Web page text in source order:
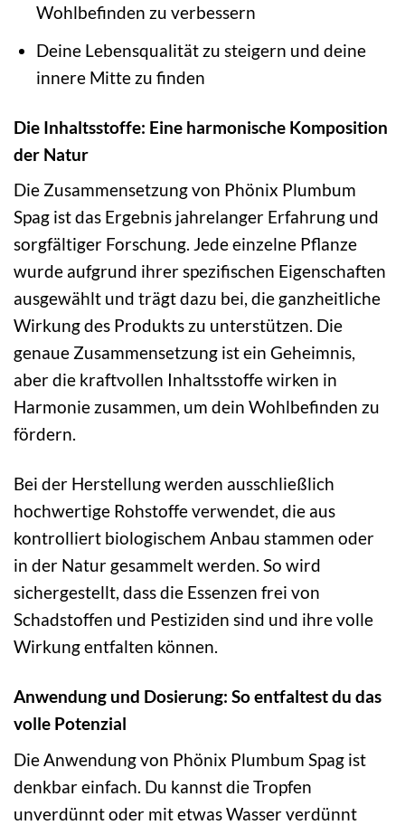
Wohlbefinden zu verbessern
Deine Lebensqualität zu steigern und deine
innere Mitte zu finden
Die Inhaltsstoffe: Eine harmonische Komposition
der Natur
Die Zusammensetzung von Phönix Plumbum
Spag ist das Ergebnis jahrelanger Erfahrung und
sorgfältiger Forschung. Jede einzelne Pflanze
wurde aufgrund ihrer spezifischen Eigenschaften
ausgewählt und trägt dazu bei, die ganzheitliche
Wirkung des Produkts zu unterstützen. Die
genaue Zusammensetzung ist ein Geheimnis,
aber die kraftvollen Inhaltsstoffe wirken in
Harmonie zusammen, um dein Wohlbefinden zu
fördern.
Bei der Herstellung werden ausschließlich
hochwertige Rohstoffe verwendet, die aus
kontrolliert biologischem Anbau stammen oder
in der Natur gesammelt werden. So wird
sichergestellt, dass die Essenzen frei von
Schadstoffen und Pestiziden sind und ihre volle
Wirkung entfalten können.
Anwendung und Dosierung: So entfaltest du das
volle Potenzial
Die Anwendung von Phönix Plumbum Spag ist
denkbar einfach. Du kannst die Tropfen
unverdünnt oder mit etwas Wasser verdünnt